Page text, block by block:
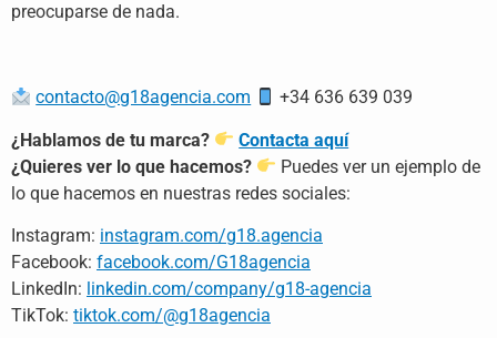
preocuparse de nada.
contacto@g18agencia.com +34 636 639 039
¿Hablamos de tu marca?
Contacta aquí
¿Quieres ver lo que hacemos?
Puedes ver un ejemplo de
lo que hacemos en nuestras redes sociales:
Instagram: instagram.com/g18.agencia
Facebook: facebook.com/G18agencia
LinkedIn: linkedin.com/company/g18-agencia
TikTok: tiktok.com/@g18agencia